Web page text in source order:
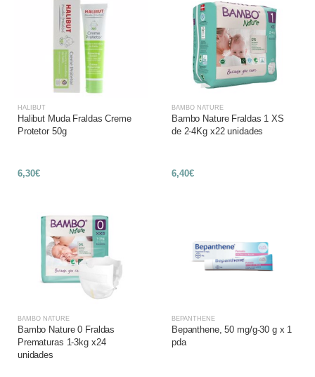
HALIBUT
Halibut Muda Fraldas Creme
Protetor 50g
6,30€
BAMBO NATURE
Bambo Nature Fraldas 1 XS
de 2-4Kg x22 unidades
6,40€
BAMBO NATURE
Bambo Nature 0 Fraldas
Prematuras 1-3kg x24
unidades
BEPANTHENE
Bepanthene, 50 mg/g-30 g x 1
pda